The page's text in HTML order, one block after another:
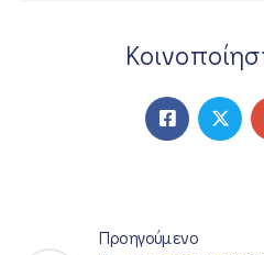
Προηγούμενο